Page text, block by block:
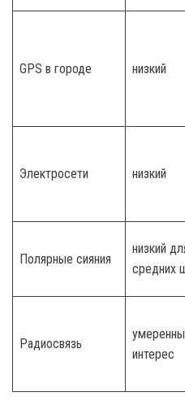
GPS в городе низкий
Электросети низкий
Полярные сияния
низкий
средних
Радиосвязь
интерес